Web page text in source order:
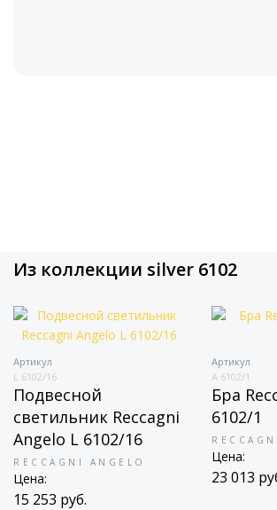
Из коллекции silver 6102
Артикул
L 6102/16
Подвесной
светильник Reccagni
Angelo L 6102/16
RECCAGNI ANGELO
Цена:
15 253 руб.
Артикул
A 6102/1
Бра
6102/1
Цена:
23 013